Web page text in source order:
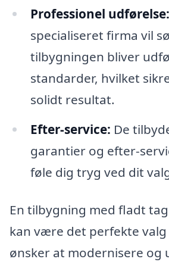
Professionel udførelse:
specialiseret firma vil
tilbygningen bliver
standarder, hvilket
solidt resultat.
Efter-service: De
garantier og efter-
føle dig tryg ved dit
En tilbygning med fladt
kan være det perfekte
ønsker at modernisere og